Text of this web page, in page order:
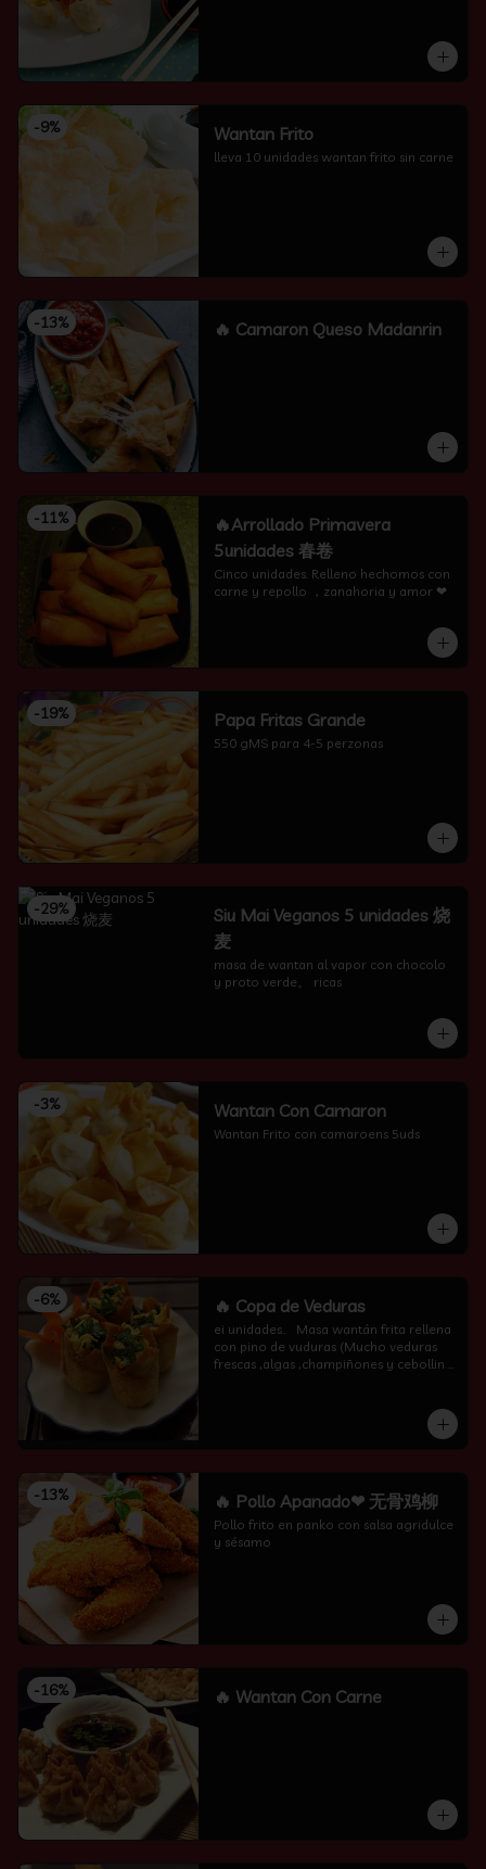
-9% Wantan Frito
lleva 10 unidades wantan frito sin carne
-13% 🔥 Camaron Queso Madanrin
-11%
🔥Arrollado Primavera
5unidades 春卷
Cinco unidades. Relleno hechomos con
carne y repollo ，zanahoria y amor ❤
-19% Papa Fritas Grande
550 gMS para 4-5 perzonas
-29%
Siu Mai Veganos 5 unidades 烧
麦
masa de wantan al vapor con chocolo
y proto verde。 ricas
-3% Wantan Con Camaron
Wantan Frito con camaroens 5uds
-6% 🔥 Copa de Veduras
ei unidades..   Masa wantán frita rellena
con pino de vuduras (Mucho veduras
frescas ,algas ,champiñones y cebollin
-13% 🔥 Pollo Apanado❤ 无骨鸡柳
Pollo frito en panko con salsa agridulce
y sésamo
-16% 🔥 Wantan Con Carne